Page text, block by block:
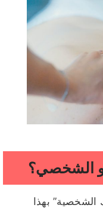
الشخصي؟
الشخصية” بهذا